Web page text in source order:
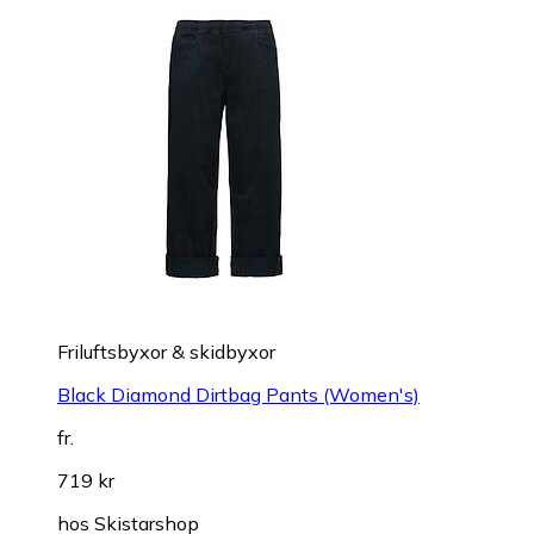
Friluftsbyxor & skidbyxor
Black Diamond Dirtbag Pants (Women's)
fr.
719 kr
hos Skistarshop